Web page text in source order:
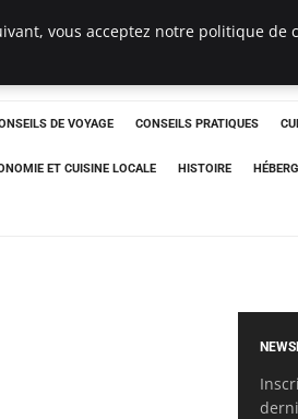
DE VOYAGE CONSEILS PRATIQUES
ET CUISINE LOCALE HISTOIRE
vous acceptez notre politique de